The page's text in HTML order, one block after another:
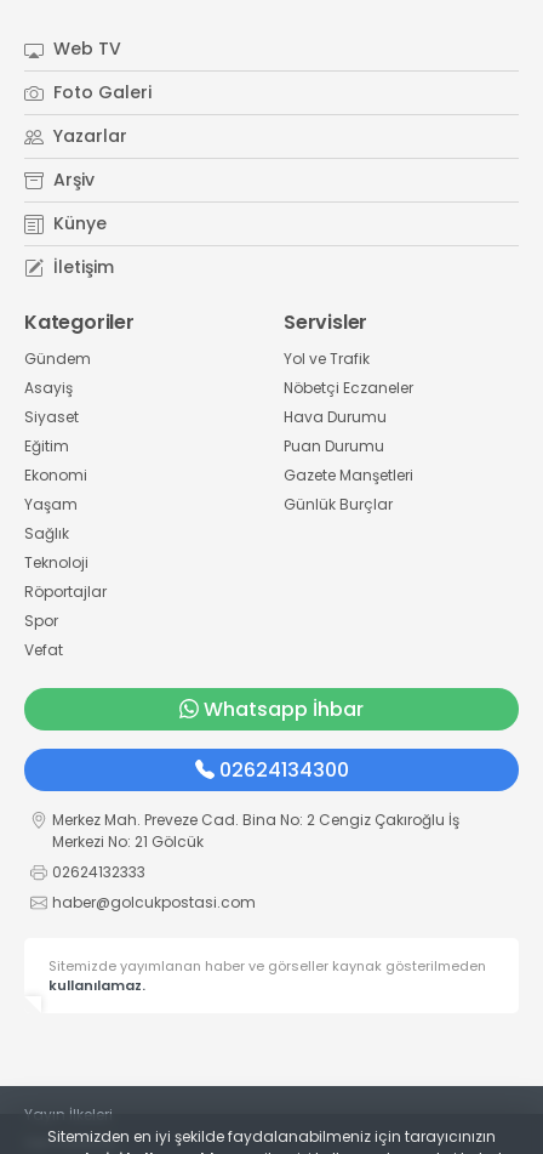
Web TV
Foto Galeri
Yazarlar
Arşiv
Künye
İletişim
Kategoriler
Gündem
Asayiş
Siyaset
Eğitim
Ekonomi
Yaşam
Sağlık
Teknoloji
Röportajlar
Spor
Vefat
Servisler
Yol ve Trafik
Nöbetçi Eczaneler
Hava Durumu
Puan Durumu
Gazete Manşetleri
Günlük Burçlar
Whatsapp İhbar
02624134300
Merkez Mah. Preveze Cad. Bina No: 2 Cengiz Çakıroğlu İş
Merkezi No: 21 Gölcük
02624132333
haber@golcukpostasi.com
Sitemizde yayımlanan haber ve görseller kaynak gösterilmeden
kullanılamaz.
Yayın İlkeleri
Veri Politikası
Sitemizden en iyi şekilde faydalanabilmeniz için tarayıcınızın